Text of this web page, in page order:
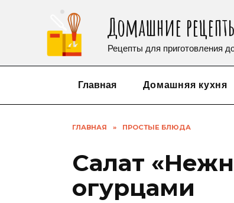
содержанию
Домашние
Рецепты для приготовления
Главная Домашняя кухня
ГЛАВНАЯ » ПРОСТЫЕ БЛЮДА
Салат
огурцами